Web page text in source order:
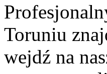
Toruniu
wejdź na